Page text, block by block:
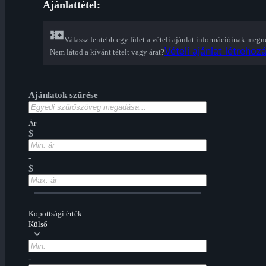
Ajánlattétel:
Válassz fentebb egy fület a vételi ajánlat információinak
Nem látod a kívánt tételt vagy árat?Vételi ajánlat
Ajánlatok szűrése
Ár
$
-
$
Kopottsági érték
Külső
-